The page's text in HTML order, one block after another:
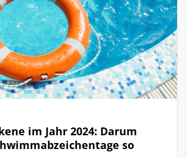
im Jahr 2024: Darum
so